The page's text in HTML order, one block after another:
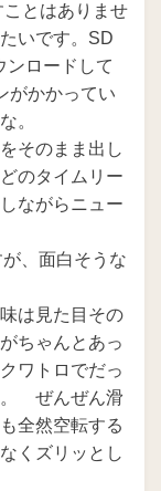
とはありませ
いです。SD
ンロードして
がかかってい
。
そのまま出し
のタイムリー
ながらニュー
、面白そうな
は見た目その
ちゃんとあっ
ワトロでだっ
。 ぜんぜん滑
全然空転する
くズリッとし